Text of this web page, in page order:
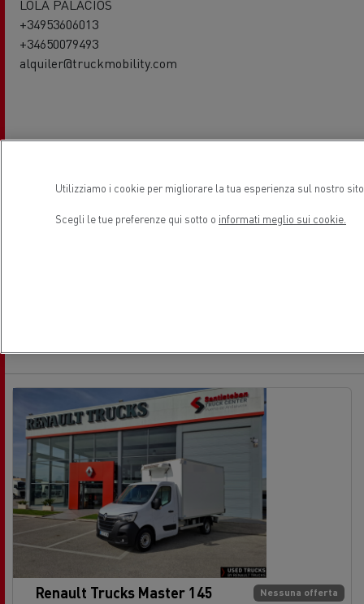
LOLA PALACIOS
+34953606013
+34650079493
alquiler@truckmobility.com
+34953606013
Nessuna offerta
Renault Trucks Master 145
Utilizziamo i cookie per migliorare la tua esperienza sul nostro
Scegli le tue preferenze qui sotto o informati meglio sui cookie.